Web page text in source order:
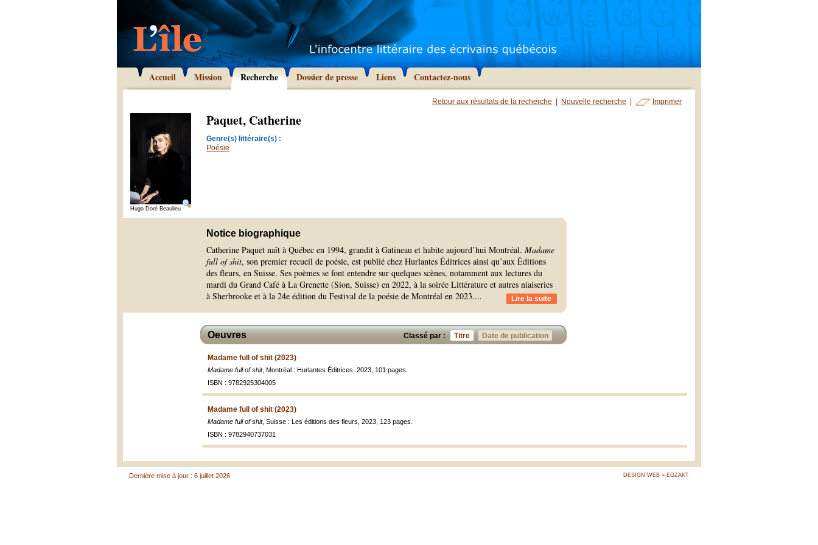
Accueil Mission Recherche Dossier de presse Liens Contactez-nous
Retour aux résultats de la recherche Nouvelle recherche Imprimer
Hugo Doré Beaulieu
Paquet, Catherine
Genre(s) littéraire(s) :
Poésie
Notice biographique
Catherine Paquet naît à Québec en 1994, grandit à Gatineau et habite aujourd’hui Montréal. Madame
full of shit, son premier recueil de poésie, est publié chez Hurlantes Éditrices ainsi qu’aux Éditions
des fleurs, en Suisse. Ses poèmes se font entendre sur quelques scènes, notamment aux lectures du
mardi du Grand Café à La Grenette (Sion, Suisse) en 2022, à la soirée Littérature et autres niaiseries
à Sherbrooke et à la 24e édition du Festival de la poésie de Montréal en 2023.... Lire la suite
Classé par : Titre Date de publication
Oeuvres
Madame full of shit (2023)
Madame full of shit, Montréal : Hurlantes Éditrices, 2023, 101 pages.
ISBN : 9782925304005
Madame full of shit (2023)
Madame full of shit, Suisse : Les éditions des fleurs, 2023, 123 pages.
ISBN : 9782940737031
DESIGN WEB = EGZAKT
Dernière mise à jour : 6 juillet 2026